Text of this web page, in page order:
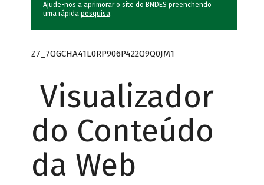
Ajude-nos a aprimorar o site do BNDES preenchendo
uma rápida pesquisa.
Z7_7QGCHA41L0RP906P422Q9Q0JM1
Visualizador
do Conteúdo
da Web